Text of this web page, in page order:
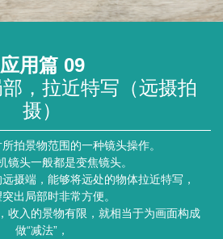
应用篇 09
，拉近特写（远摄拍
摄）
拍景物范围的一种镜头操作。
镜头一般都是变焦镜头。
摄端，能够将远处的物体拉近特写，
出局部时非常方便。
收入的景物有限，就相当于为画面构成
做“减法”，